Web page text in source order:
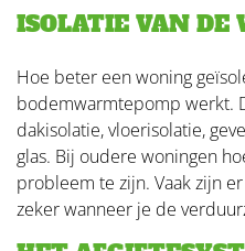
ISOLATIE VAN DE
Hoe beter een woning
bodemwarmtepomp werkt.
dakisolatie, vloerisolatie,
glas. Bij oudere woningen
probleem te zijn. Vaak zijn
zeker wanneer je de